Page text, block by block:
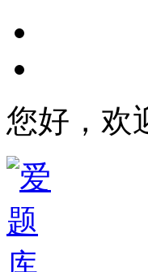
您好，欢